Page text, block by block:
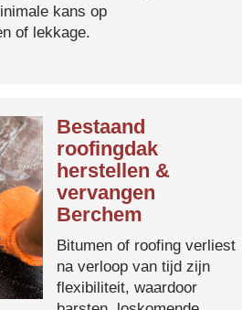
kans op
of lekkage.
Bestaand
roofingdak
herstellen &
vervangen
Berchem
Bitumen of roofing verliest
na verloop van tijd zijn
flexibiliteit, waardoor